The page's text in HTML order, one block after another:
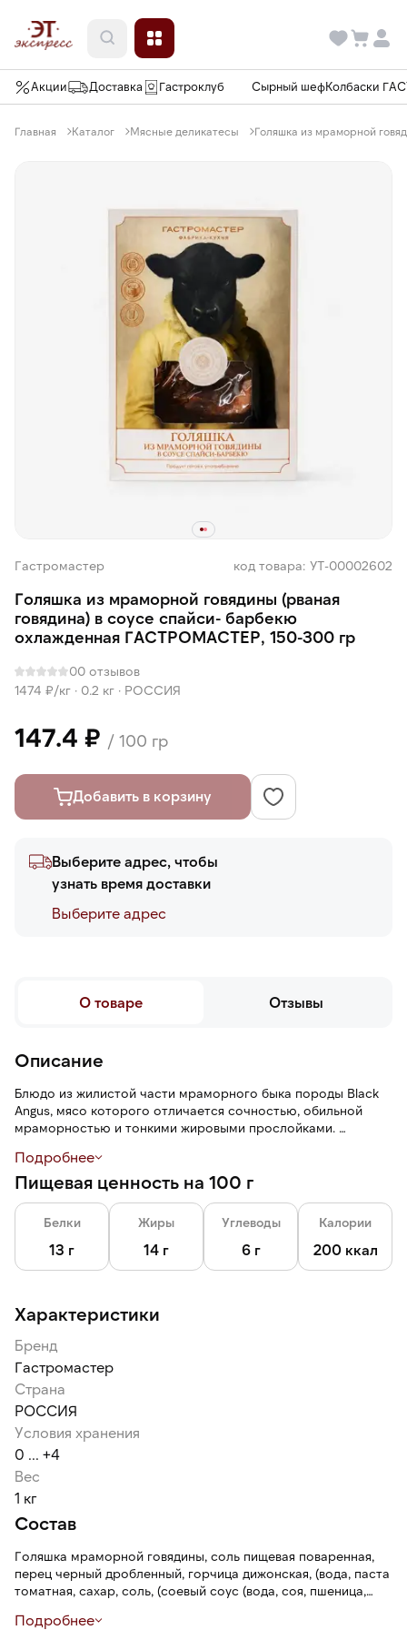
Акции Доставка Гастроклуб Сырный шефКолбаски
Главная Каталог Мясные деликатесы Голяшка из мраморной
Гастромастер код товара: УТ-00002602
Голяшка из мраморной говядины (рваная
говядина) в соусе спайси- барбекю
охлажденная ГАСТРОМАСТЕР, 150-300 гр
00 отзывов
1474 ₽/кг · 0.2 кг · РОССИЯ
147.4 ₽ / 100 гр
Добавить в корзину
Выберите адрес, чтобы
узнать время доставки
Выберите адреc
О товаре Отзывы
Описание
Блюдо из жилистой части мраморного быка породы Black
Angus, мясо которого отличается сочностью, обильной
мраморностью и тонкими жировыми прослойками.
Голяшка после томления в соусе спайси-барбекю
становится волокнистой (мясо легко отделяется),
приобретает сочную мягкую текстуру, остро-пряный вкус и
пикантный аромат.
Погрузите продукт в вакуумной упаковке (сняв этикетку) в
горячую воду (около +80 °C) в течение 10—15 минут. Затем
Храните при температуре от 0 ℃ до + 6 ℃ при
вскрытия упаковки — при температуре от +2 ℃ до + 6 ℃ не
более 24 часов.
Подробнее
Пищевая ценность на 100 г
Белки
13 г
Жиры
14 г
Углеводы
6 г
Калории
200 ккал
Характеристики
Бренд
Гастромастер
Страна
РОССИЯ
Условия хранения
0 ... +4
Вес
1 кг
Состав
Голяшка мраморной говядины, соль пищевая поваренная,
перец черный дробленный, горчица дижонская, (вода, паста
томатная, сахар, соль, (соевый соус (вода, соя, пшеница,
экстракты специй, луковый порошок, чесночный порошок,
Подробнее